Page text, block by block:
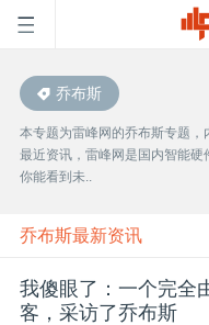
首
页
雷
峰
乔布斯
本专题为雷峰网的乔布斯专题
最近资讯，雷峰网是国内智能
你能看到未..
乔布斯最新资讯
我傻眼了：一个完全
客，采访了乔布斯